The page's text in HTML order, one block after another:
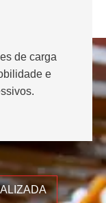
de carga
e